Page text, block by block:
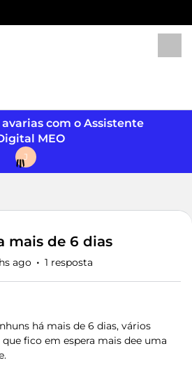
com o Assistente
MEO
J
mais de 6 dias
ago 1 resposta
há mais de 6 dias, vários
fico em espera mais dee uma